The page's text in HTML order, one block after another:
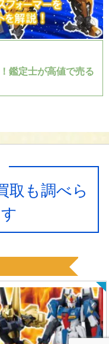
鑑定士が高値で売る
取も調べら